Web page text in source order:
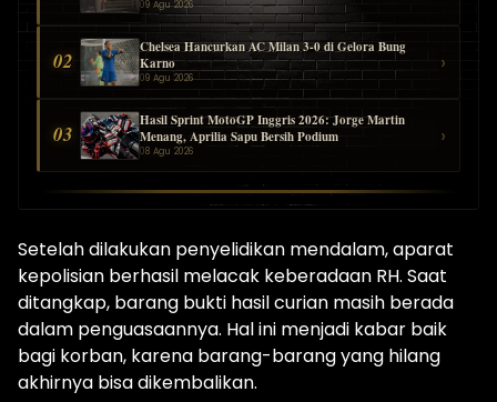
09 Agu 2026
02
Chelsea Hancurkan AC Milan 3-0 di Gelora Bung
Karno
09 Agu 2026
›
03
Hasil Sprint MotoGP Inggris 2026: Jorge Martin
Menang, Aprilia Sapu Bersih Podium
08 Agu 2026
›
Setelah dilakukan penyelidikan mendalam, aparat
kepolisian berhasil melacak keberadaan RH. Saat
ditangkap, barang bukti hasil curian masih berada
dalam penguasaannya. Hal ini menjadi kabar baik
bagi korban, karena barang-barang yang hilang
akhirnya bisa dikembalikan.